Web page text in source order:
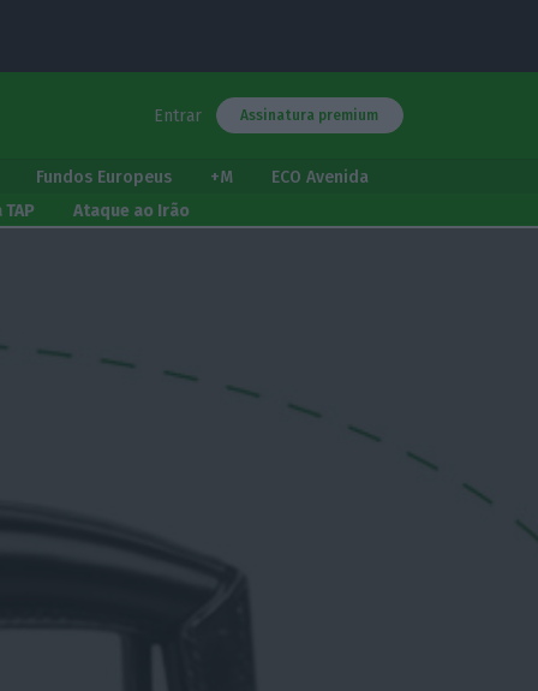
Entrar Assinatura premium
Fundos Europeus +M
ECO Avenida
Ataque ao Irão